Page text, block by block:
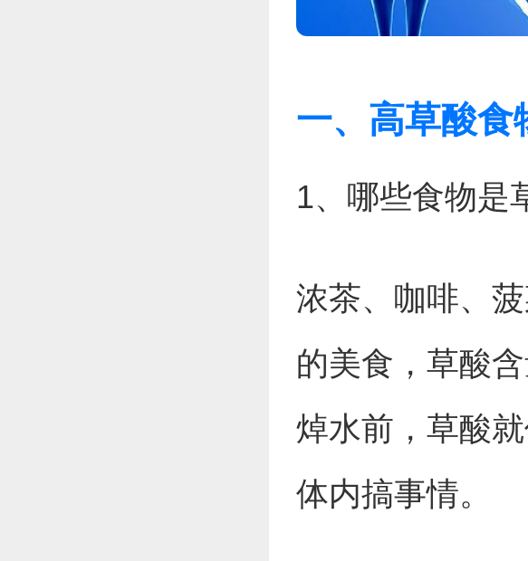
一、高草酸食
1、哪些食物是
浓茶、咖啡、
的美食，草酸
焯水前，草酸
体内搞事情。